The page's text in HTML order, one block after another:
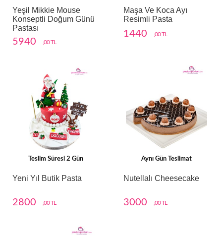
Yeşil Mikkie Mouse
Konseptli Doğum Günü
Pastası
5940 ,00 TL
Maşa Ve Koca Ayı
Resimli Pasta
1440 ,00 TL
Teslim Süresi 2 Gün
Yeni Yıl Butik Pasta
2800 ,00 TL
Aynı Gün Teslimat
Nutellalı Cheesecake
3000 ,00 TL